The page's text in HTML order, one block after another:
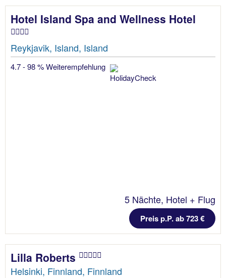
Hotel Island Spa and Wellness Hotel
Reykjavik, Island, Island
4.7 - 98 % Weiterempfehlung
5 Nächte, Hotel + Flug
Preis p.P. ab 723 €
Lilla Roberts
Helsinki, Finnland, Finnland